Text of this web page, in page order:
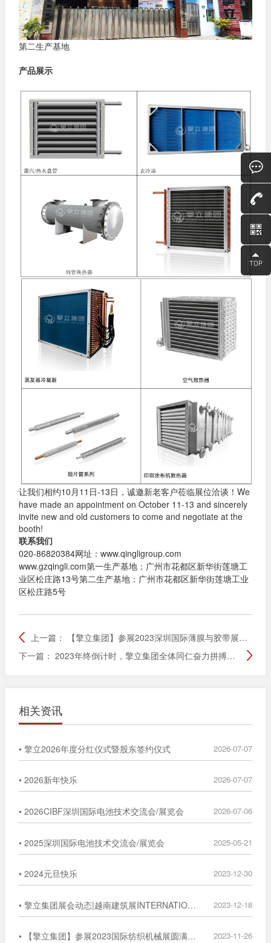
第二生产基地
产品展示
让我们相约10月11日-13日，诚邀新老客户莅临展位洽谈！We
have made an appointment on October 11-13 and sincerely
invite new and old customers to come and negotiate at the
booth!
联系我们
020-86820384网址：www.qingligroup.com
www.gzqingli.com第一生产基地：广州市花都区新华街莲塘工
业区松庄路13号第二生产基地：广州市花都区新华街莲塘工业
区松庄路5号
上一篇：
【擎立集团】参展2023深圳国际薄膜与胶带展圆满落幕
下一篇： 2023年终倒计时，擎立集团全体同仁奋力拼搏，冲刺年度目标！
相关资讯
• 擎立2026年度分红仪式暨股东签约仪式 2026-07-07
• 2026新年快乐 2026-07-07
• 2026CIBF深圳国际电池技术交流会/展览会 2026-07-06
• 2025深圳国际电池技术交流会/展览会 2025-05-21
• 2024元旦快乐 2023-12-30
• 擎立集团展会动态|越南建筑展INTERNATIONAL EXHIBITION 2023-12-18
• 【擎立集团】参展2023国际纺织机械展圆满落幕 2023-11-26